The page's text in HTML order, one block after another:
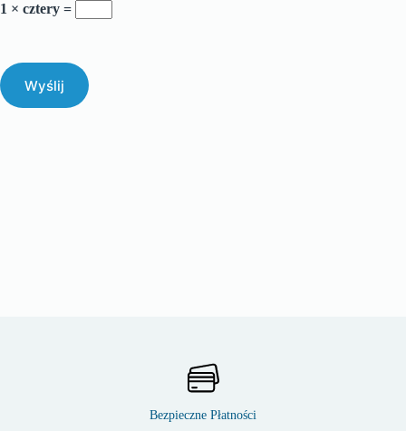
1 × cztery =
Wyślij
Bezpieczne Płatności